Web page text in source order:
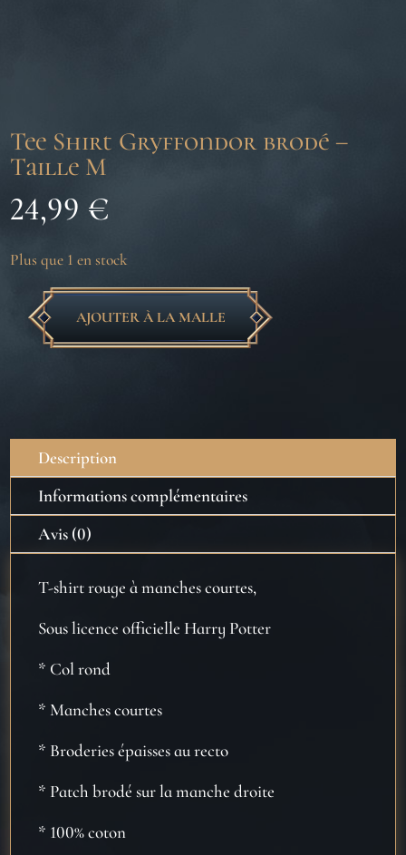
Tee Shirt Gryffondor brodé –
Taille M
24,99 €
Plus que 1 en stock
quantité
Taille
M
AJOUTER À LA MALLE
Description
Informations complémentaires
Avis (0)
T-shirt rouge à manches courtes,
Sous licence officielle Harry Potter
* Col rond
* Manches courtes
* Broderies épaisses au recto
* Patch brodé sur la manche droite
* 100% coton